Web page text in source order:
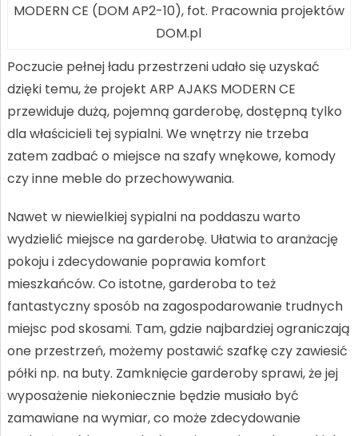
MODERN CE (DOM AP2-10), fot. Pracownia projektów
DOM.pl
Poczucie pełnej ładu przestrzeni udało się uzyskać
dzięki temu, że projekt ARP AJAKS MODERN CE
przewiduje dużą, pojemną garderobę, dostępną tylko
dla właścicieli tej sypialni. We wnętrzy nie trzeba
zatem zadbać o miejsce na szafy wnękowe, komody
czy inne meble do przechowywania.
Nawet w niewielkiej sypialni na poddaszu warto
wydzielić miejsce na garderobę. Ułatwia to aranżację
pokoju i zdecydowanie poprawia komfort
mieszkańców. Co istotne, garderoba to też
fantastyczny sposób na zagospodarowanie trudnych
miejsc pod skosami. Tam, gdzie najbardziej ograniczają
one przestrzeń, możemy postawić szafkę czy zawiesić
półki np. na buty. Zamknięcie garderoby sprawi, że jej
wyposażenie niekoniecznie będzie musiało być
zamawiane na wymiar, co może zdecydowanie